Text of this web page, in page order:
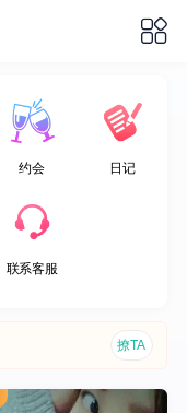
约会 日记
联系客服
撩TA
撩TA